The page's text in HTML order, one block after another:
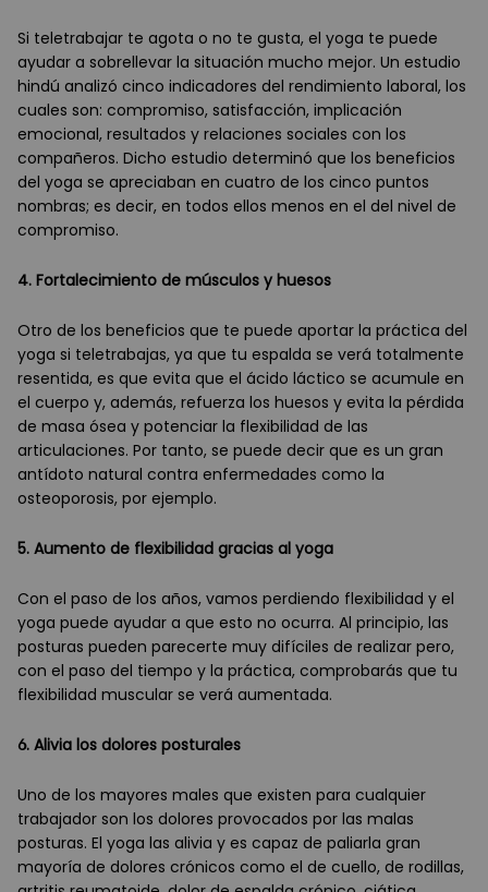
Si teletrabajar te agota o no te gusta, el yoga te puede
ayudar a sobrellevar la situación mucho mejor. Un estudio
hindú analizó cinco indicadores del rendimiento laboral, los
cuales son: compromiso, satisfacción, implicación
emocional, resultados y relaciones sociales con los
compañeros. Dicho estudio determinó que los beneficios
del yoga se apreciaban en cuatro de los cinco puntos
nombras; es decir, en todos ellos menos en el del nivel de
compromiso.
4. Fortalecimiento de músculos y huesos
Otro de los beneficios que te puede aportar la práctica del
yoga si teletrabajas, ya que tu espalda se verá totalmente
resentida, es que evita que el ácido láctico se acumule en
el cuerpo y, además, refuerza los huesos y evita la pérdida
de masa ósea y potenciar la flexibilidad de las
articulaciones. Por tanto, se puede decir que es un gran
antídoto natural contra enfermedades como la
osteoporosis, por ejemplo.
5. Aumento de flexibilidad gracias al yoga
Con el paso de los años, vamos perdiendo flexibilidad y el
yoga puede ayudar a que esto no ocurra. Al principio, las
posturas pueden parecerte muy difíciles de realizar pero,
con el paso del tiempo y la práctica, comprobarás que tu
flexibilidad muscular se verá aumentada.
6. Alivia los dolores posturales
Uno de los mayores males que existen para cualquier
trabajador son los dolores provocados por las malas
posturas. El yoga las alivia y es capaz de paliarla gran
mayoría de dolores crónicos como el de cuello, de rodillas,